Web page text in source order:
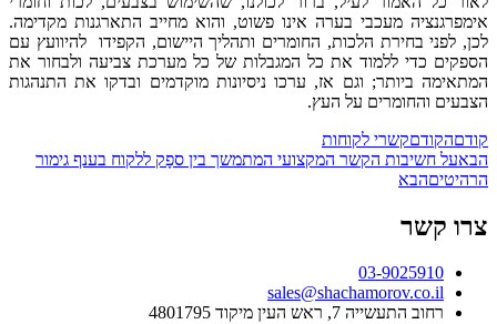
אימפרגנציה מעכבי בערה אינו פשוט, והוא מחייב התארגנות מקדימה.
לכן, לפני בחירת הלכות, החומרים ותהליך היישום, הקפידו להיוועץ עם
הספקים כדי ללמוד את כל המגבלות של כל מערכת צביעה ולבחור את
המתאימה ביותר; וגם אז, ערכו ניסיונות מוקדמים ובדקו את התנהגות
הצבעים והחומרים על העץ.
קודםהקודםקשרי לקוחות
הבאעל חשיבות הקשר המקצועי המתמשך בין ספָק ללקוח בענף גימור
הרהיטיםהבא
צרו קשר
03-9025910
sales@shachamorov.co.il
רחוב התעשייה 7, ראש העין מיקוד 4801795